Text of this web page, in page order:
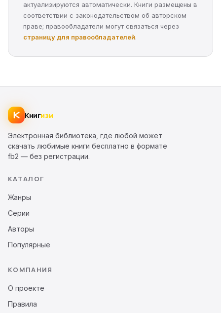
актуализируются автоматически. Книги размещены в
соответствии с законодательством об авторском
праве; правообладатели могут связаться через
страницу для правообладателей.
Книгизм
Электронная библиотека, где любой может
скачать любимые книги бесплатно в формате
fb2 — без регистрации.
КАТАЛОГ
Жанры
Серии
Авторы
Популярные
КОМПАНИЯ
О проекте
Правила